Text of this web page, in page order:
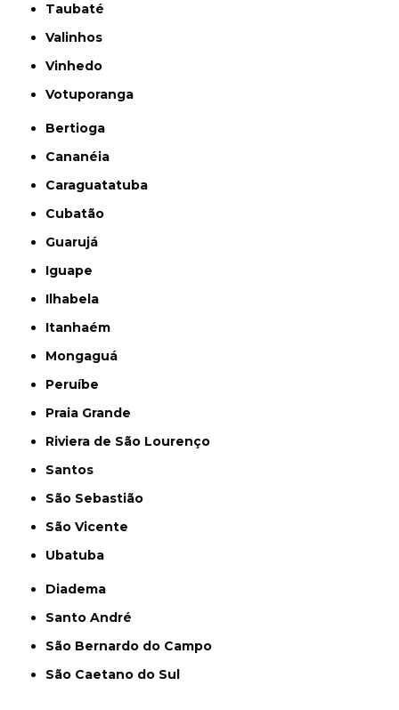
Taubaté
Valinhos
Vinhedo
Votuporanga
Bertioga
Cananéia
Caraguatatuba
Cubatão
Guarujá
Iguape
Ilhabela
Itanhaém
Mongaguá
Peruíbe
Praia Grande
Riviera de São Lourenço
Santos
São Sebastião
São Vicente
Ubatuba
Diadema
Santo André
São Bernardo do Campo
São Caetano do Sul